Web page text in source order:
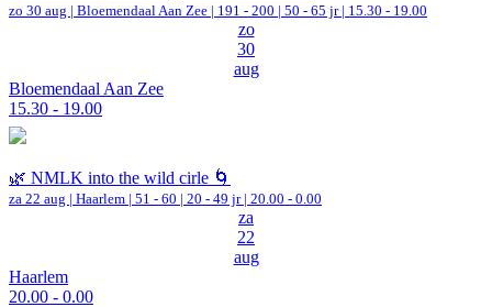
zo 30 aug | Bloemendaal Aan Zee | 191 - 200 | 50 - 65 jr | 15.30 - 19.00
zo
30
aug
Bloemendaal Aan Zee
15.30 - 19.00
🌿 NMLK into the wild cirle 🌀
za 22 aug | Haarlem | 51 - 60 | 20 - 49 jr | 20.00 - 0.00
za
22
aug
Haarlem
20.00 - 0.00